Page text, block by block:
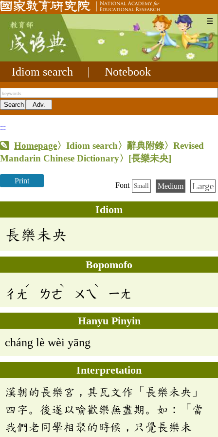
☰
Idiom search Notebook
:::
Homepage〉Idiom search〉辭典附錄〉Revised
Mandarin Chinese Dictionary〉 [長樂未央]
Print
Font Small Medium Large
Idiom
長樂未央
Bopomofo
ㄔㄤ
ˊ
ㄌㄜ
ˋ
ㄨㄟ
ˋ
ㄧㄤ
Hanyu Pinyin
cháng lè wèi yāng
Interpretation
漢朝的長樂宮，其瓦文作「長樂未央」
四字。後遂以喻歡樂無盡期。如：「當
我們老同學相聚的時候，只覺長樂未